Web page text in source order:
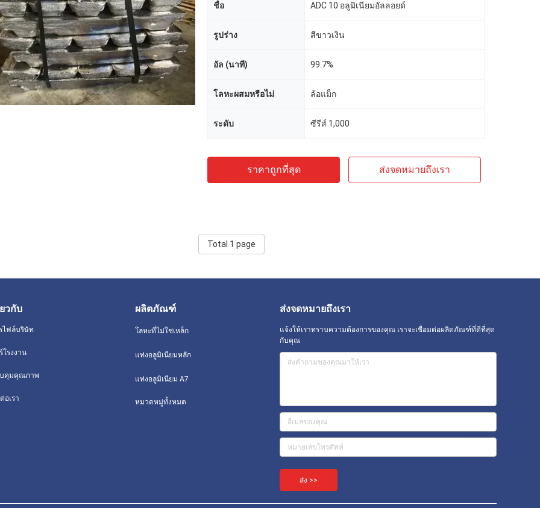
ชื่อ ADC 10 อลูมิเนียมอัลลอยด์
รูปร่าง สีขาวเงิน
อัล (นาที) 99.7%
โลหะผสมหรือไม่ ล้อแม็ก
ระดับ ซีรีส์ 1,000
ราคาถูกที่สุด ส่งจดหมายถึงเรา
Total 1 page
วกับ
ไฟล์บริษัท
โรงงาน
คุมคุณภาพ
อเรา
ผลิตภัณฑ์
โลหะที่ไม่ใช่เหล็ก
แท่งอลูมิเนียมหลัก
แท่งอลูมิเนียม A7
หมวดหมู่ทั้งหมด
ส่งจดหมายถึงเรา
แจ้งให้เราทราบความต้องการของคุณ เราจะเชื่อมต่อผลิตภัณฑ์ที่ดีที่สุด
กับคุณ
ส่ง >>